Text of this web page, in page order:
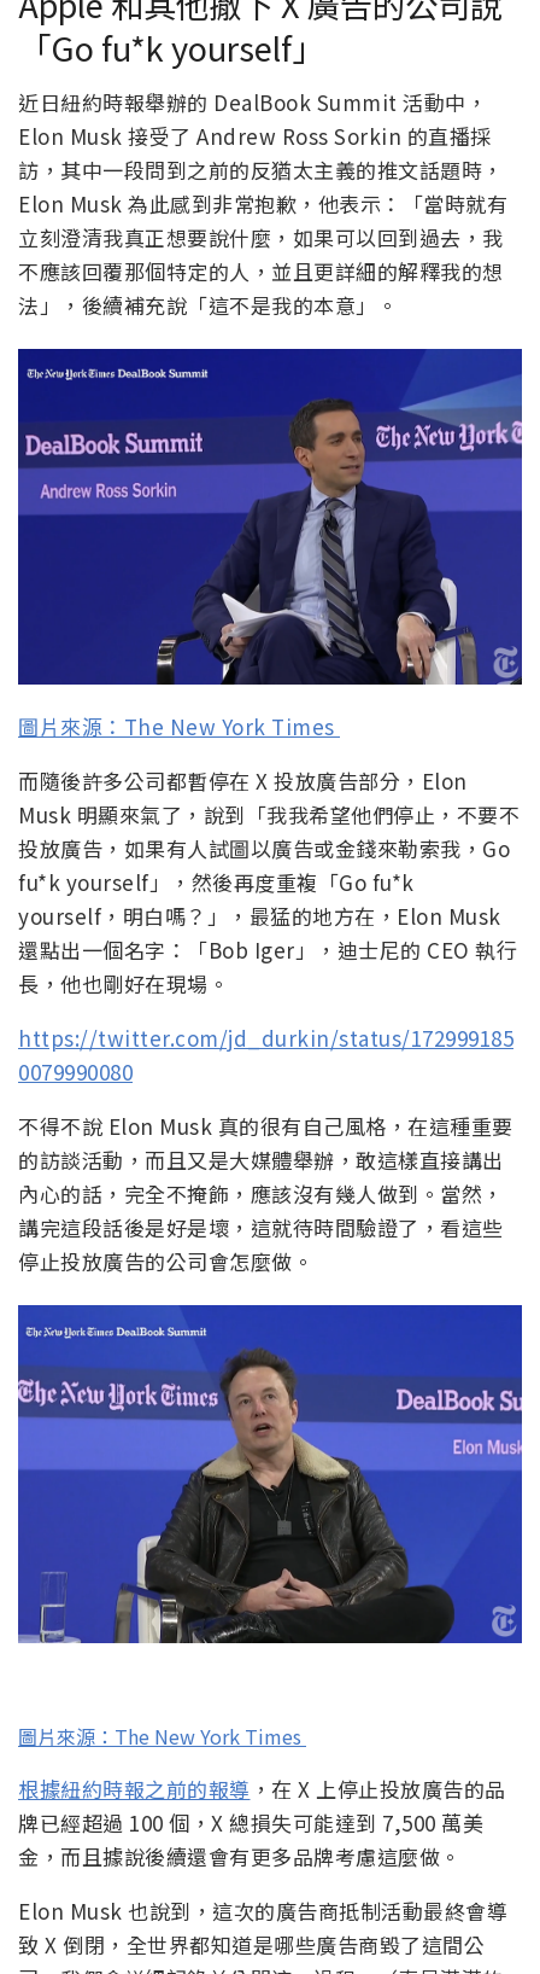
「Go fu*k yourself」
近日紐約時報舉辦的 DealBook Summit 活動中，
Elon Musk 接受了 Andrew Ross Sorkin 的直播採
訪，其中一段問到之前的反猶太主義的推文話題時，
Elon Musk 為此感到非常抱歉，他表示：「當時就有
立刻澄清我真正想要說什麼，如果可以回到過去，我
不應該回覆那個特定的人，並且更詳細的解釋我的想
法」，後續補充說「這不是我的本意」。
圖片來源：The New York Times
而隨後許多公司都暫停在 X 投放廣告部分，Elon
Musk 明顯來氣了，說到「我我希望他們停止，不要不
投放廣告，如果有人試圖以廣告或金錢來勒索我，Go
fu*k yourself」，然後再度重複「Go fu*k
yourself，明白嗎？」，最猛的地方在，Elon Musk
還點出一個名字：「Bob Iger」，迪士尼的 CEO 執行
長，他也剛好在現場。
https://twitter.com/jd_durkin/status/172999185
0079990080
不得不說 Elon Musk 真的很有自己風格，在這種重要
的訪談活動，而且又是大媒體舉辦，敢這樣直接講出
內心的話，完全不掩飾，應該沒有幾人做到。當然，
講完這段話後是好是壞，這就待時間驗證了，看這些
停止投放廣告的公司會怎麼做。
圖片來源：The New York Times
根據紐約時報之前的報導 ，在 X 上停止投放廣告的品
牌已經超過 100 個，X 總損失可能達到 7,500 萬美
金，而且據說後續還會有更多品牌考慮這麼做。
Elon Musk 也說到，這次的廣告商抵制活動最終會導
致 X 倒閉，全世界都知道是哪些廣告商毀了這間公